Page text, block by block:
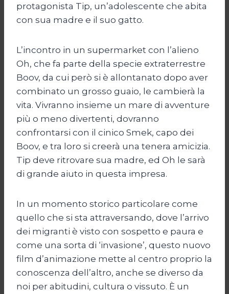
protagonista Tip, un’adolescente che abita
con sua madre e il suo gatto.
L’incontro in un supermarket con l’alieno
Oh, che fa parte della specie extraterrestre
Boov, da cui però si è allontanato dopo aver
combinato un grosso guaio, le cambierà la
vita. Vivranno insieme un mare di avventure
più o meno divertenti, dovranno
confrontarsi con il cinico Smek, capo dei
Boov, e tra loro si creerà una tenera amicizia.
Tip deve ritrovare sua madre, ed Oh le sarà
di grande aiuto in questa impresa.
In un momento storico particolare come
quello che si sta attraversando, dove l’arrivo
dei migranti è visto con sospetto e paura e
come una sorta di ‘invasione’, questo nuovo
film d’animazione mette al centro proprio la
conoscenza dell’altro, anche se diverso da
noi per abitudini, cultura o vissuto. È un